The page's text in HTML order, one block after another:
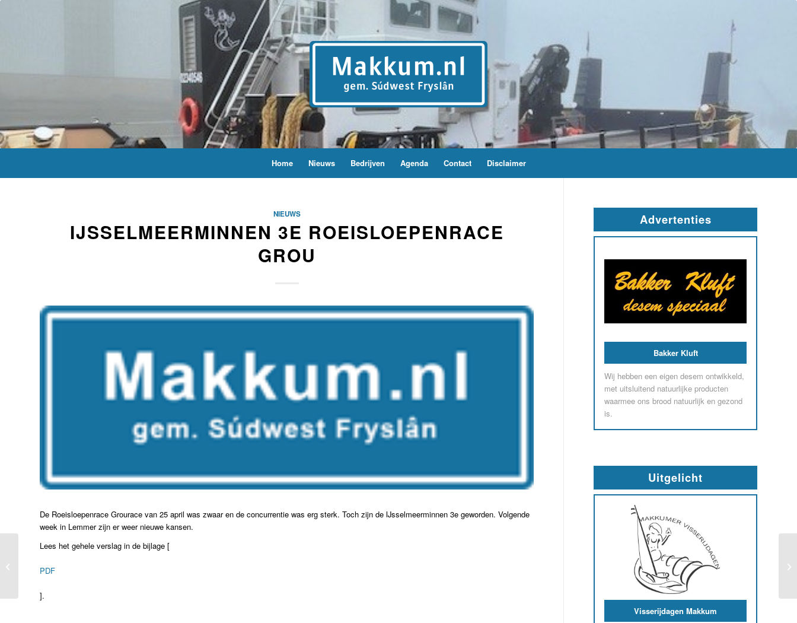
Home Nieuws Bedrijven Agenda Contact Disclaimer
NIEUWS
IJSSELMEERMINNEN 3E ROEISLOEPENRACE
GROU
De Roeisloepenrace Grourace van 25 april was zwaar en de concurrentie was erg sterk. Toch zijn de IJsselmeerminnen 3e geworden. Volgende
week in Lemmer zijn er weer nieuwe kansen.
Lees het gehele verslag in de bijlage [
PDF
].
Advertenties
Bakker Kluft
Wij hebben een eigen desem ontwikkeld,
met uitsluitend natuurlijke producten
waarmee ons brood natuurlijk en gezond
is.
Uitgelicht
Visserijdagen Makkum
Afsluitdijk vanaf 14 mei ter visie